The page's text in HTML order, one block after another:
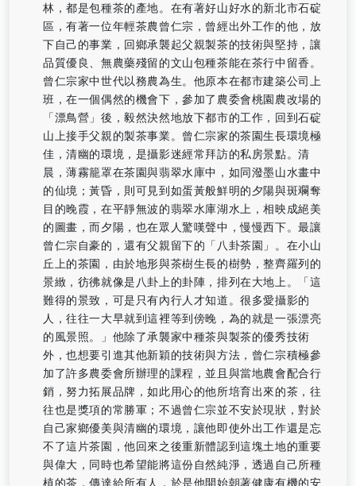
林，都是包種茶的產地。在有著好山好水的新北市石碇
區，有著一位年輕茶農曾仁宗，曾經出外工作的他，放
下自己的事業，回鄉承襲起父親製茶的技術與堅持，讓
品質優良、無農藥殘留的文山包種茶能在茶行中留香。
曾仁宗家中世代以務農為生。他原本在都市建築公司上
班，在一個偶然的機會下，參加了農委會桃園農改場的
「漂鳥營」後，毅然決然地放下都市的工作，回到石碇
山上接手父親的製茶事業。曾仁宗家的茶園生長環境極
佳，清幽的環境，是攝影迷經常拜訪的私房景點。清
晨，薄霧籠罩在茶園與翡翠水庫中，如同潑墨山水畫中
的仙境；黃昏，則可見到如蛋黃般鮮明的夕陽與斑斕奪
目的晚霞，在平靜無波的翡翠水庫湖水上，相映成絕美
的圖畫，而夕陽，也在眾人驚嘆聲中，慢慢西下。最讓
曾仁宗自豪的，還有父親留下的「八卦茶園」。在小山
丘上的茶園，由於地形與茶樹生長的樹勢，整齊羅列的
景緻，彷彿就像是八卦上的卦陣，排列在大地上。「這
難得的景致，可是只有內行人才知道。很多愛攝影的
人，往往一大早就到這裡等到傍晚，為的就是一張漂亮
的風景照。」他除了承襲家中種茶與製茶的優秀技術
外，也想要引進其他新穎的技術與方法，曾仁宗積極參
加了許多農委會所辦理的課程，並且與當地農會配合行
銷，努力拓展品牌，如此用心的他所培育出來的茶，往
往也是獎項的常勝軍；不過曾仁宗並不安於現狀，對於
自己家鄉優美與清幽的環境，讓他即使外出工作還是忘
不了這片茶園，他回來之後重新體認到這塊土地的重要
與偉大，同時也希望能將這份自然純淨，透過自己所種
植的茶，傳達給所有人，於是他開始朝著健康有機的安